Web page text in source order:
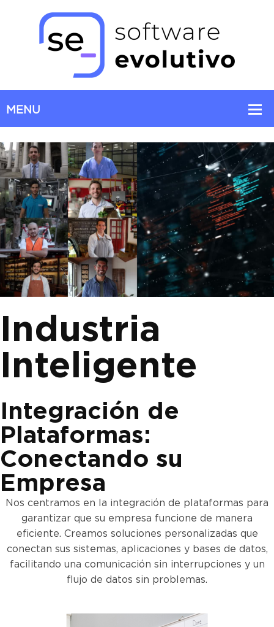
Industria
Inteligente
Integración de
Plataformas:
Conectando su
Empresa
Nos centramos en la integración de plataformas para
garantizar que su empresa funcione de manera
eficiente. Creamos soluciones personalizadas que
conectan sus sistemas, aplicaciones y bases de datos,
facilitando una comunicación sin interrupciones y un
flujo de datos sin problemas.